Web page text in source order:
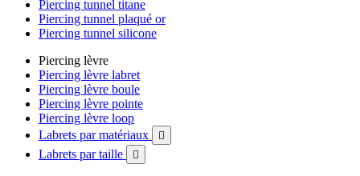
Piercing tunnel titane
Piercing tunnel plaqué or
Piercing tunnel silicone
Piercing lèvre
Piercing lèvre labret
Piercing lèvre boule
Piercing lèvre pointe
Piercing lèvre loop
Labrets par matériaux

Labrets par taille 